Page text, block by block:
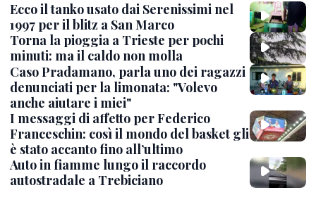
Ecco il tanko usato dai Serenissimi nel
1997 per il blitz a San Marco
Torna la pioggia a Trieste per pochi
minuti: ma il caldo non molla
Caso Pradamano, parla uno dei ragazzi
denunciati per la limonata: "Volevo
anche aiutare i miei"
I messaggi di affetto per Federico
Franceschin: così il mondo del basket gli
è stato accanto fino all’ultimo
Auto in fiamme lungo il raccordo
autostradale a Trebiciano